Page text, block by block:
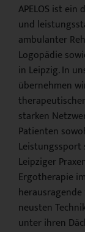
APELOS ist
und
ambulanter
Logopädie
in Leipzig. In
übernehmen
starken
Patienten
Leistungssport
Leipziger
Ergotherapie
neusten
unter ihren